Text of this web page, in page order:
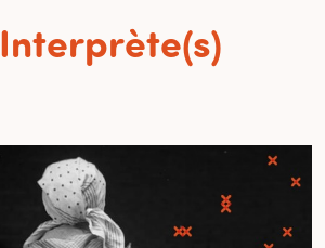
Interprète(s)